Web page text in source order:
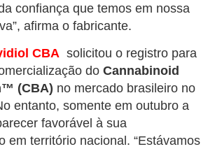
confiança que temos em nossa
afirma o fabricante.
CBA solicitou o registro para
do Cannabinoid
(CBA) no mercado brasileiro no
entanto, somente em outubro a
favorável à sua
em território nacional. “Estávamos